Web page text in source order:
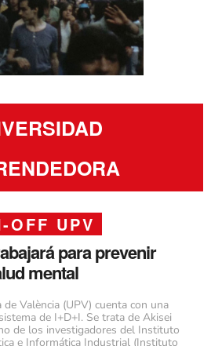
OFF UPV
para prevenir
mental
València (UPV) cuenta con una
de I+D+I. Se trata de Akisei
de los investigadores del Instituto
e Informática Industrial (Instituto